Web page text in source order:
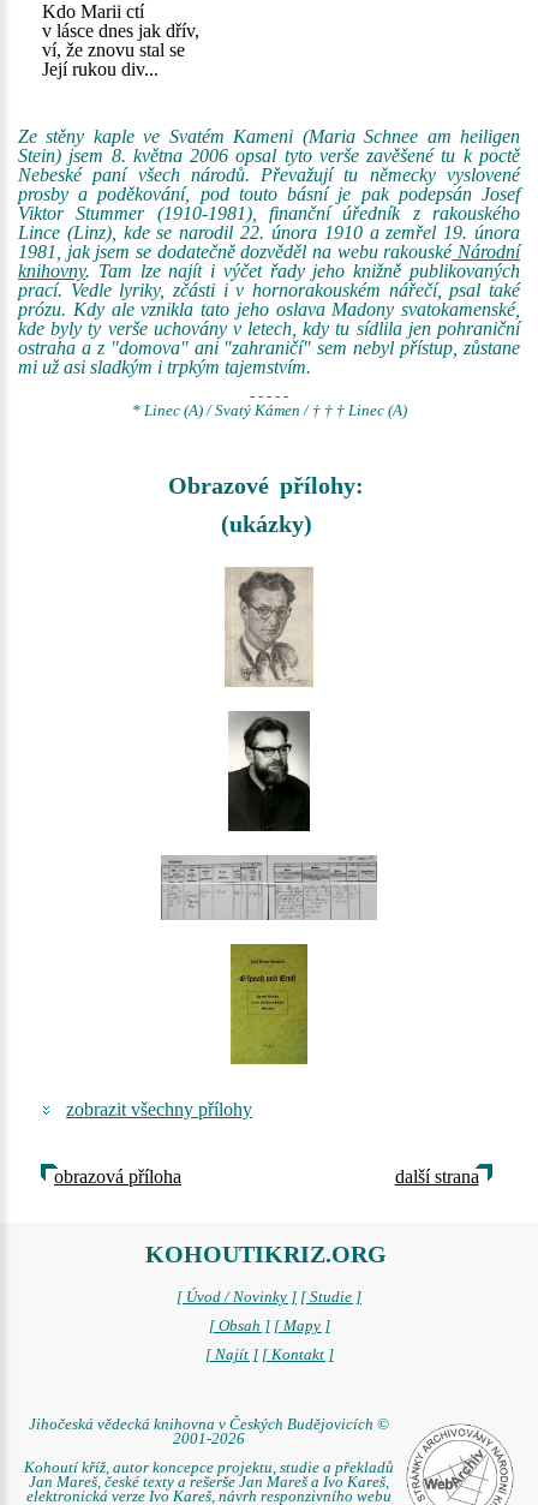
Kdo Marii ctí
v lásce dnes jak dřív,
ví, že znovu stal se
Její rukou div...
Ze stěny kaple ve Svatém Kameni (Maria Schnee am heiligen
Stein) jsem 8. května 2006 opsal tyto verše zavěšené tu k poctě
Nebeské paní všech národů. Převažují tu německy vyslovené
prosby a poděkování, pod touto básní je pak podepsán Josef
Viktor Stummer (1910-1981), finanční úředník z rakouského
Lince (Linz), kde se narodil 22. února 1910 a zemřel 19. února
1981, jak jsem se dodatečně dozvěděl na webu rakouskéNárodní
knihovny. Tam lze najít i výčet řady jeho knižně publikovaných
prací. Vedle lyriky, zčásti i v hornorakouském nářečí, psal také
prózu. Kdy ale vznikla tato jeho oslava Madony svatokamenské,
kde byly ty verše uchovány v letech, kdy tu sídlila jen pohraniční
ostraha a z "domova" ani "zahraničí" sem nebyl přístup, zůstane
mi už asi sladkým i trpkým tajemstvím.
- - - - -
* Linec (A) / Svatý Kámen / † † † Linec (A)
Obrazové přílohy:
(ukázky)
zobrazit všechny přílohy
obrazová příloha další strana
KOHOUTIKRIZ.ORG
[ Úvod / Novinky ] [ Studie ]
[ Obsah ] [ Mapy ]
[ Najít ] [ Kontakt ]
Jihočeská vědecká knihovna v Českých Budějovicích ©
2001-2026
Kohoutí kříž, autor koncepce projektu, studie a překladů
Jan Mareš, české texty a rešerše Jan Mareš a Ivo Kareš,
elektronická verze Ivo Kareš, návrh responzivního webu